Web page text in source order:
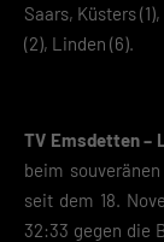
Saars, Küsters
(2), Linden (6).
TV Emsdetten –
beim
seit dem 18.
32:33 gegen die